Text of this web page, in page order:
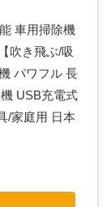
車用掃除機
吹き飛ぶ/吸
パワフル 長
USB充電式
/家庭用 日本